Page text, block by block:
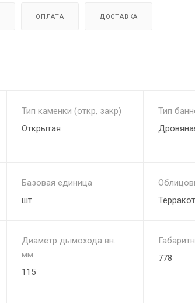
ОПЛАТА ДОСТАВКА
Тип каменки (откр, закр)
Открытая
Тип
Базовая единица
шт
Диаметр дымохода вн.
мм.
115
778